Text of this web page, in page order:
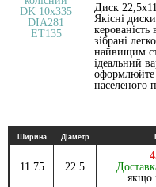
Диск
Якісні
зібрані
найвищим
ідеальний
оформлюйте
населеного
Ширина Діаметр
11.75 22.5
якщо